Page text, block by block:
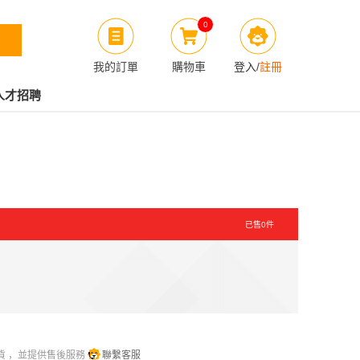
我的訂單
0
購物車 登入/註冊
才招聘
已售0件
，並提供售後服務 聯繫客服